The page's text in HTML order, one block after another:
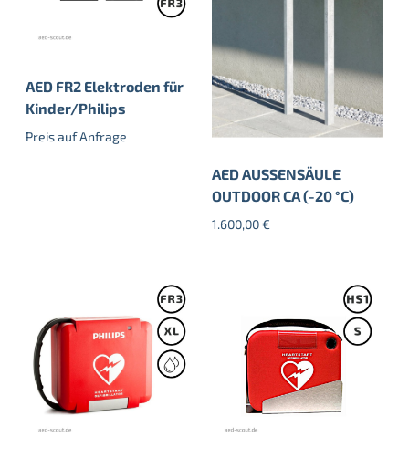
AED FR2 Elektroden für
Kinder/Philips
Preis auf Anfrage
AED AUSSENSÄULE
OUTDOOR CA (-20 °C)
1.600,00€